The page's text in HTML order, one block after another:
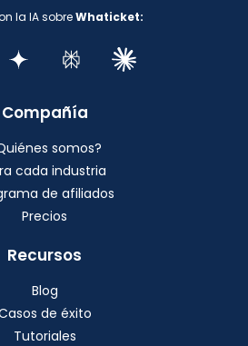
la IA sobreWhaticket:
Compañía
somos?
cada industria
de afiliados
Precios
Recursos
Blog
de éxito
Tutoriales